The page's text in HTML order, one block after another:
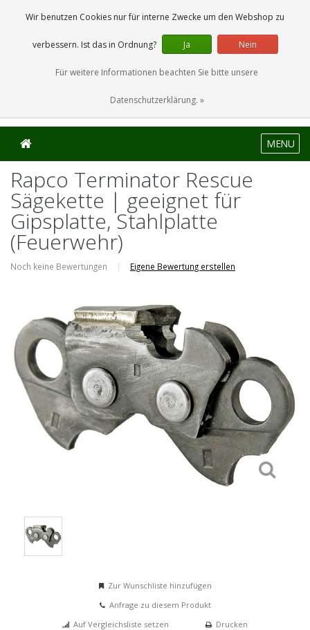
0 Artikel
MENU
Rapco Terminator Rescue
Sägekette | geeignet für
Gipsplatte, Stahlplatte
(Feuerwehr)
Noch keine Bewertungen | Eigene Bewertung erstellen
Zur Wunschliste hinzufügen
Anfrage zu diesem Produkt
Auf Vergleichsliste setzen
Drucken
Wir benutzen Cookies nur für interne Zwecke um den Webshop zu
verbessern. Ist das in Ordnung? Ja Nein
Für weitere Informationen beachten Sie bitte unsere
Datenschutzerklärung. »